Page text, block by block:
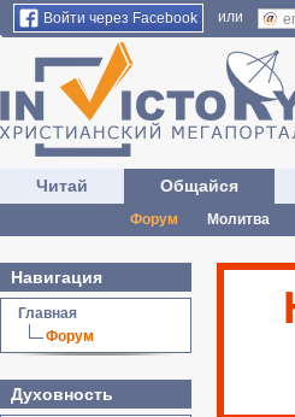
Войти через Facebook или
Читай Общайся
Форум Молитва
Навигация
Главная
Форум
Духовность